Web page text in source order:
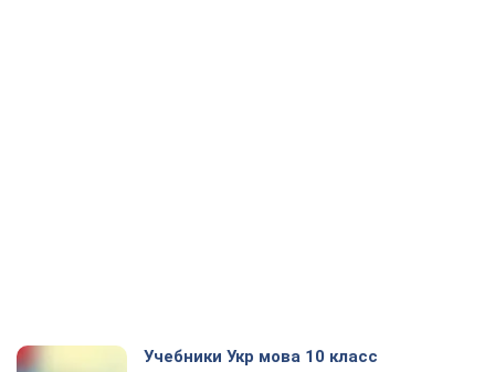
Учебники Укр мова 10 класс